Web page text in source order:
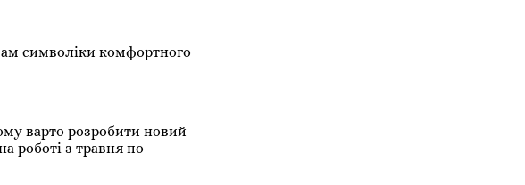
символіки комфортного
варто розробити новий
роботі з травня по